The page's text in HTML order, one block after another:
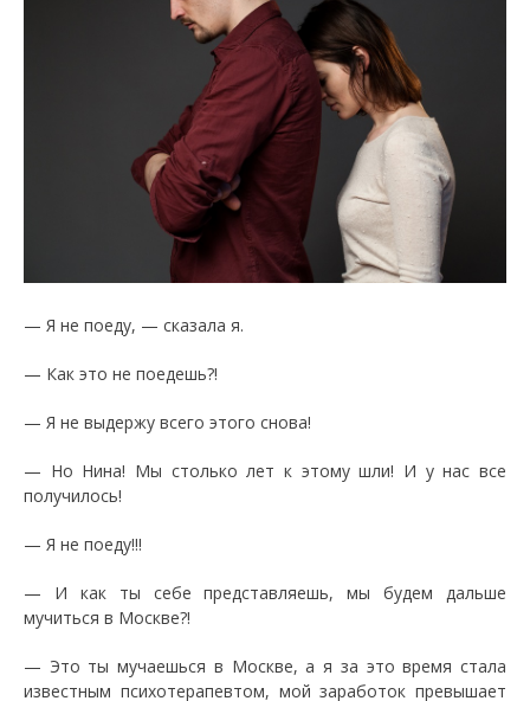
— Я не поеду, — сказала я.
— Как это не поедешь?!
— Я не выдержу всего этого снова!
— Но Нина! Мы столько лет к этому шли! И у нас все
получилось!
— Я не поеду!!!
— И как ты себе представляешь, мы будем дальше
мучиться в Москве?!
— Это ты мучаешься в Москве, а я за это время стала
известным психотерапевтом, мой заработок превышает